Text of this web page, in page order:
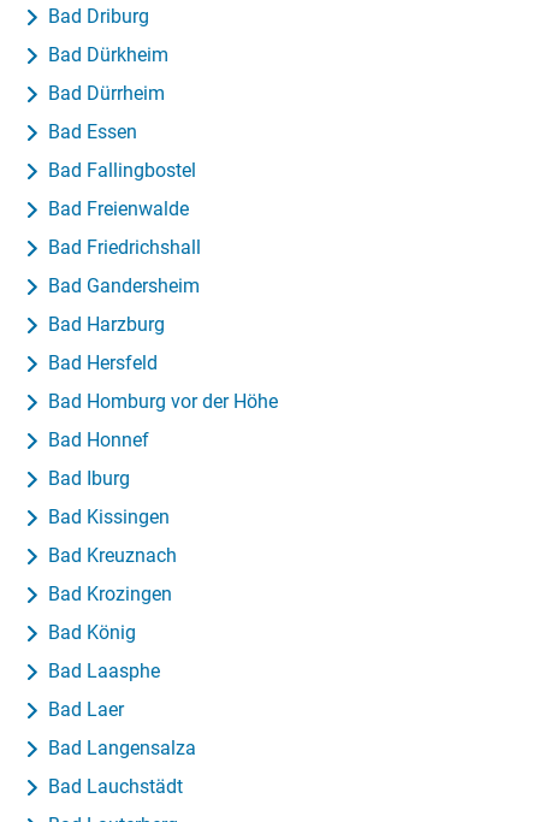
Bad Driburg
Bad Dürkheim
Bad Dürrheim
Bad Essen
Bad Fallingbostel
Bad Freienwalde
Bad Friedrichshall
Bad Gandersheim
Bad Harzburg
Bad Hersfeld
Bad Homburg vor der Höhe
Bad Honnef
Bad Iburg
Bad Kissingen
Bad Kreuznach
Bad Krozingen
Bad König
Bad Laasphe
Bad Laer
Bad Langensalza
Bad Lauchstädt